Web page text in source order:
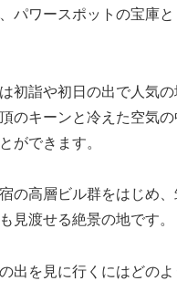
パワースポットの宝庫
は初詣や初日の出で人気の
のキーンと冷えた空気の
ができます。
の高層ビル群をはじめ
見渡せる絶景の地です。
出を見に行くにはどのよ